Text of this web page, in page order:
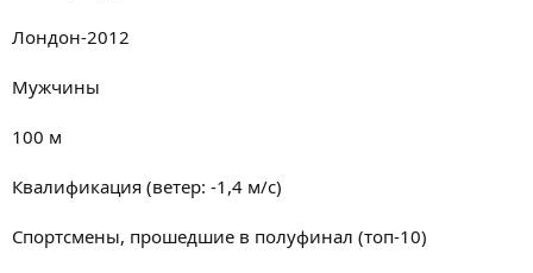
Лондон-2012
Мужчины
100 м
Квалификация (ветер: -1,4 м/c)
Спортсмены, прошедшие в полуфинал (топ-10)